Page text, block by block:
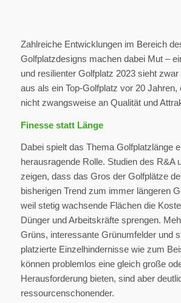
Zahlreiche Entwicklungen im Bereich
Golfplatzdesigns machen dabei Mut –
und resilienter Golfplatz 2023 sieht
aus als ein Top-Golfplatz vor 20 Jahren,
nicht zwangsweise an Qualität und
Finesse statt Länge
Dabei spielt das Thema Golfplatzlänge
herausragende Rolle. Studien des R&A
zeigen, dass das Gros der Golfplätze
bisherigen Trend zum immer längeren
weil stetig wachsende Flächen die
Dünger und Arbeitskräfte sprengen.
Grüns, interessante Grünumfelder und
platzierte Einzelhindernisse wie zum
können problemlos eine gleich große
Herausforderung bieten, sind aber
ressourcenschonender.